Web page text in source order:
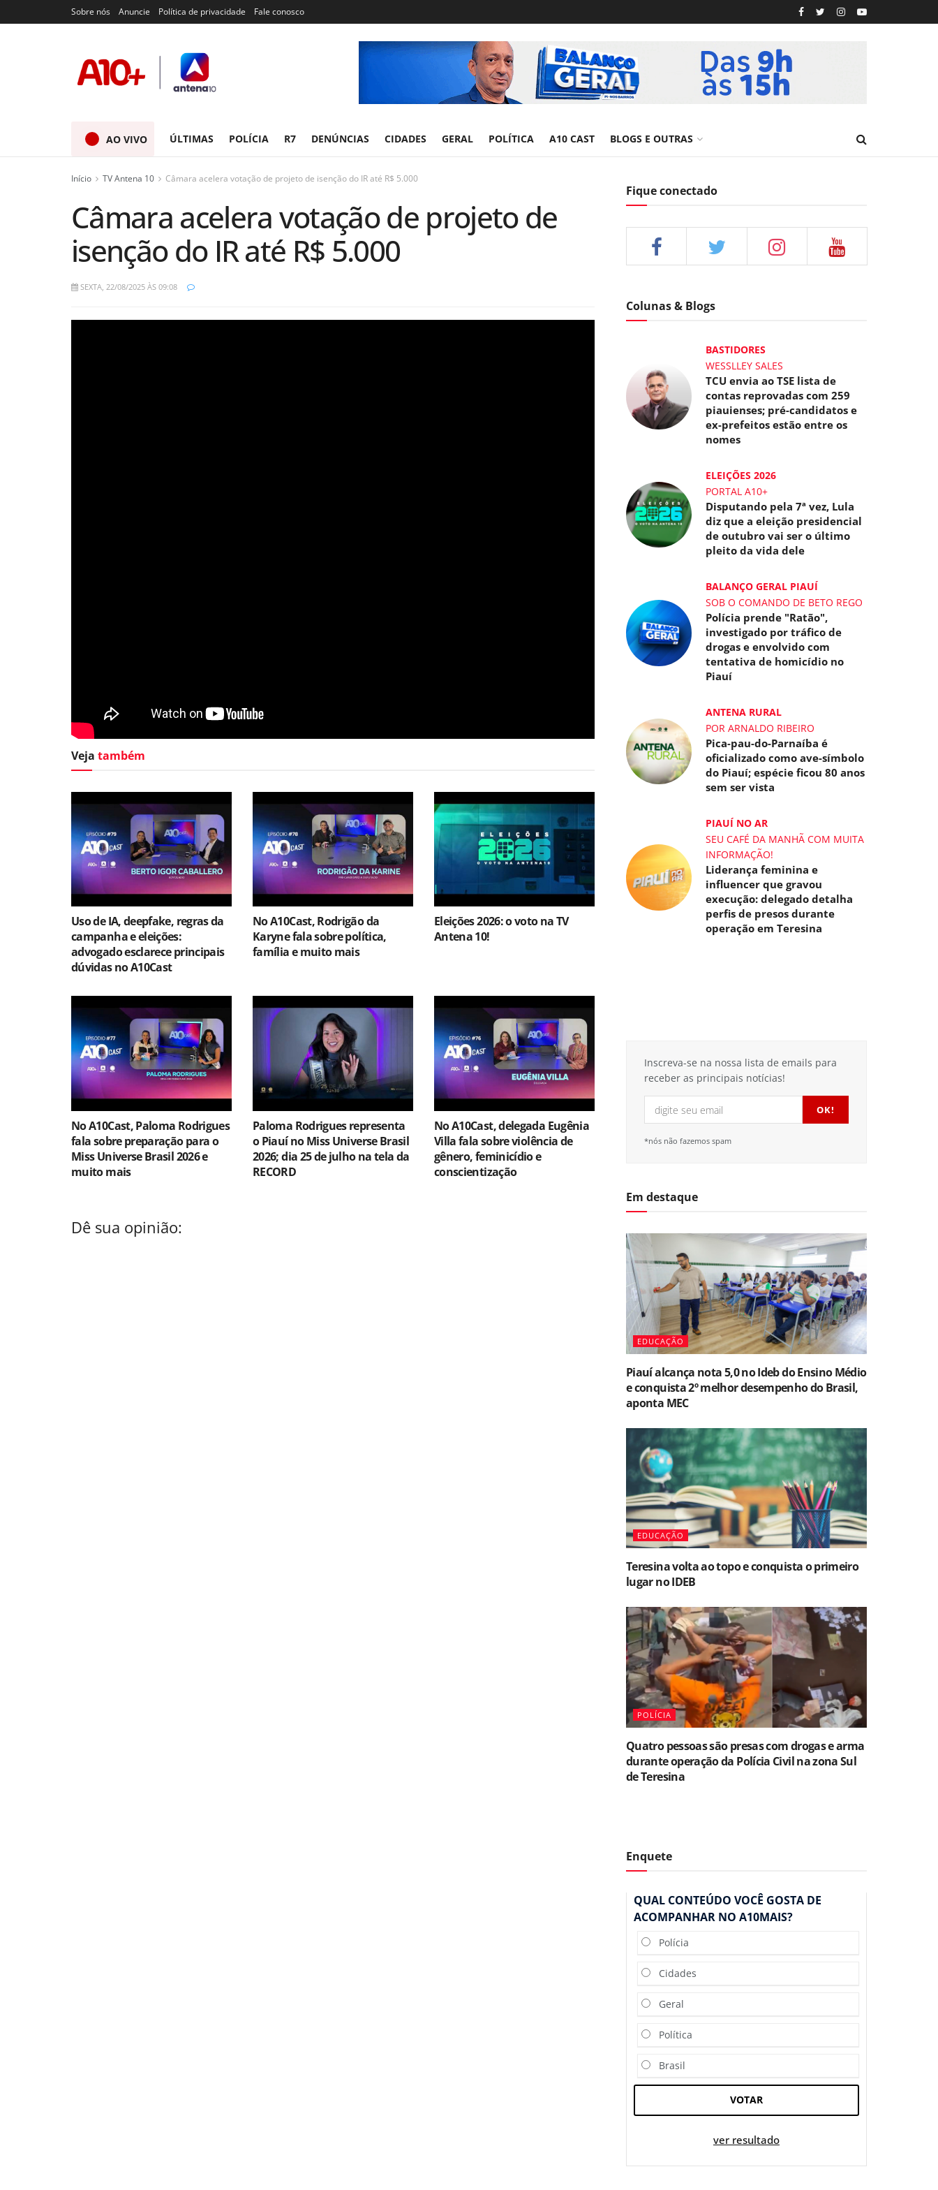
Sobre nós Anuncie Política de privacidade Fale conosco
AO VIVO ÚLTIMAS POLÍCIA R7 DENÚNCIAS CIDADES GERAL POLÍTICA A10 CAST BLOGS E OUTRAS
Início TV Antena 10 Câmara acelera votação de projeto de isenção do IR até R$ 5.000
Câmara acelera votação de projeto de
isenção do IR até R$ 5.000
SEXTA, 22/08/2025 ÀS 09:08
Veja também
Uso de IA, deepfake, regras da
campanha e eleições:
advogado esclarece principais
dúvidas no A10Cast
No A10Cast, Rodrigão da
Karyne fala sobre política,
família e muito mais
Eleições 2026: o voto na TV
Antena 10!
No A10Cast, Paloma Rodrigues
fala sobre preparação para o
Miss Universe Brasil 2026 e
muito mais
Paloma Rodrigues representa
o Piauí no Miss Universe Brasil
2026; dia 25 de julho na tela da
RECORD
No A10Cast, delegada Eugênia
Villa fala sobre violência de
gênero, feminicídio e
conscientização
Dê sua opinião:
Fique conectado
Colunas & Blogs
BASTIDORES
WESSLLEY SALES
TCU envia ao TSE lista de
contas reprovadas com 259
piauienses; pré-candidatos e
ex-prefeitos estão entre os
nomes
ELEIÇÕES 2026
PORTAL A10+
Disputando pela 7ª vez, Lula
diz que a eleição presidencial
de outubro vai ser o último
pleito da vida dele
BALANÇO GERAL PIAUÍ
SOB O COMANDO DE BETO REGO
Polícia prende "Ratão",
investigado por tráfico de
drogas e envolvido com
tentativa de homicídio no
Piauí
ANTENA RURAL
POR ARNALDO RIBEIRO
Pica-pau-do-Parnaíba é
oficializado como ave-símbolo
do Piauí; espécie ficou 80 anos
sem ser vista
PIAUÍ NO AR
SEU CAFÉ DA MANHÃ COM MUITA
INFORMAÇÃO!
Liderança feminina e
influencer que gravou
execução: delegado detalha
perfis de presos durante
operação em Teresina
Inscreva-se na nossa lista de emails para
receber as principais notícias!
*nós não fazemos spam
Em destaque
EDUCAÇÃO
Piauí alcança nota 5,0 no Ideb do Ensino Médio
e conquista 2º melhor desempenho do Brasil,
aponta MEC
EDUCAÇÃO
Teresina volta ao topo e conquista o primeiro
lugar no IDEB
POLÍCIA
Quatro pessoas são presas com drogas e arma
durante operação da Polícia Civil na zona Sul
de Teresina
Enquete
QUAL CONTEÚDO VOCÊ GOSTA DE
ACOMPANHAR NO A10MAIS?
Polícia
Cidades
Geral
Política
Brasil
VOTAR
ver resultado